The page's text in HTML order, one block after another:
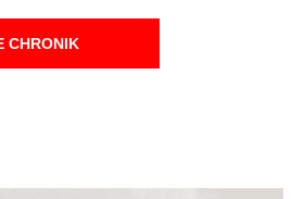
CHRONIK